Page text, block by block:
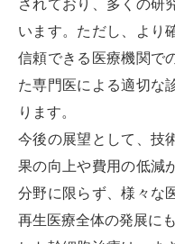
されており、多くの研
います。ただし、より
信頼できる医療機関で
た専門医による適切な
ります。
今後の展望として、技
果の向上や費用の低減
分野に限らず、様々な
再生医療全体の発展に